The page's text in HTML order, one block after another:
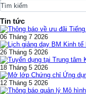
Tin tức
06 Tháng 7 2026
26 Tháng 5 2026
18 Tháng 5 2026
12 Tháng 5 2026